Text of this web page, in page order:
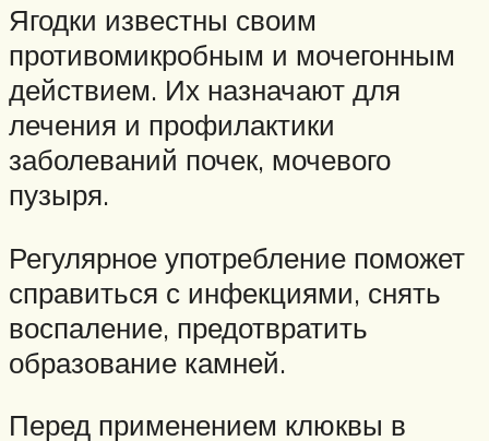
Ягодки известны своим
противомикробным и мочегонным
действием. Их назначают для
лечения и профилактики
заболеваний почек, мочевого
пузыря.
Регулярное употребление поможет
справиться с инфекциями, снять
воспаление, предотвратить
образование камней.
Перед применением клюквы в